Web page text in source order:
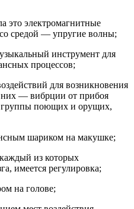
это электромагнитные
средой — упругие волны;
инструмент для
процессов;
для возникновения
них — вибрции от прибоя
группы поющих и орущих,
шариком на макушке;
из которых
имеется регулировка;
на голове;